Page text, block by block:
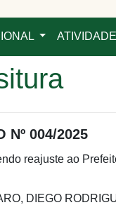
Nº 004/2025
reajuste ao
DIEGO